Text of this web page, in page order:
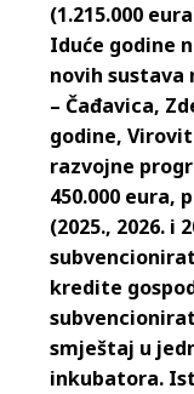
(1.215.000
Iduće godine
novih sustava
– Čađavica,
godine,
razvojne
450.000 eura,
(2025., 2026. i
kredite
smještaj u
inkubatora.